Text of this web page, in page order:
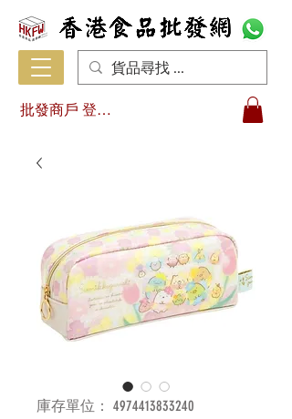
批發商戶 登入/註冊
庫存單位： 4974413833240